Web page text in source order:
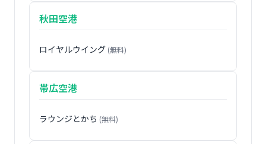
秋田空港
ロイヤルウイング (無料)
帯広空港
ラウンジとかち (無料)